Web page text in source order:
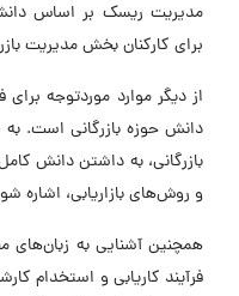
مدیریت ریسک بر اساس
برای کارکنان بخش مدیریت
از دیگر موارد موردتوجه
دانش حوزه بازرگانی است.
بازرگانی، به داشتن دانش کامل
و روش‌های بازاریابی، اشاره
همچنین آشنایی به زبان‌های
فرآیند کاریابی و استخدام